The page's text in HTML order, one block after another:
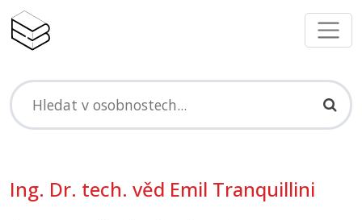
Ing. Dr. tech. věd Emil Tranquillini